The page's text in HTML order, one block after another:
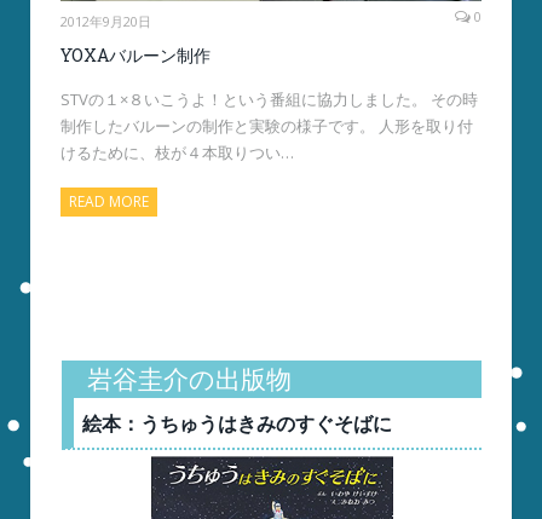
2012年9月20日 0
YOXAバルーン制作
STVの１×８いこうよ！という番組に協力しました。 その時
制作したバルーンの制作と実験の様子です。 人形を取り付
けるために、枝が４本取りつい…
READ MORE
岩谷圭介の出版物
絵本：うちゅうはきみのすぐそばに